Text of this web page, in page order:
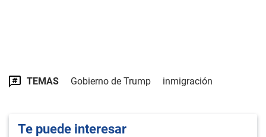
TEMAS Gobierno de Trump inmigración
Te puede interesar